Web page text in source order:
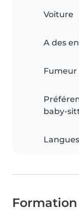
Voiture
A des
Fumeur
baby-